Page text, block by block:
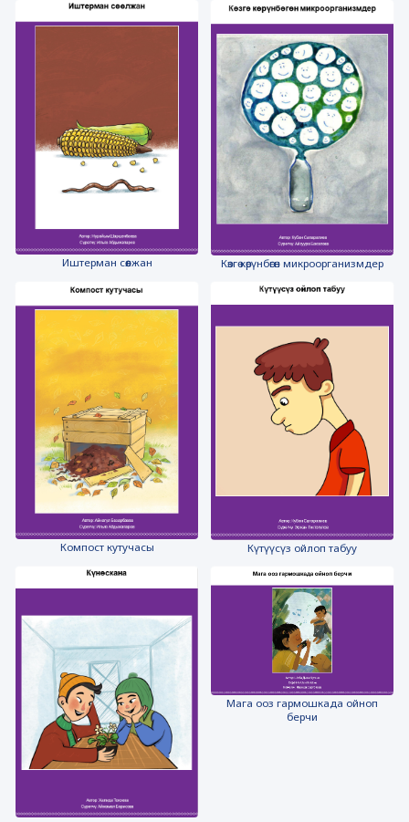
Иштерман сөөлжан Көзгө көрүнбөгөн микроорганизмдер
Компост кутучасы Күтүүсүз ойлоп табуу
Мага ооз гармошкада ойноп
берчи